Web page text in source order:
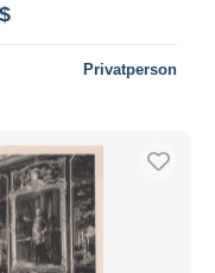
Privatperson